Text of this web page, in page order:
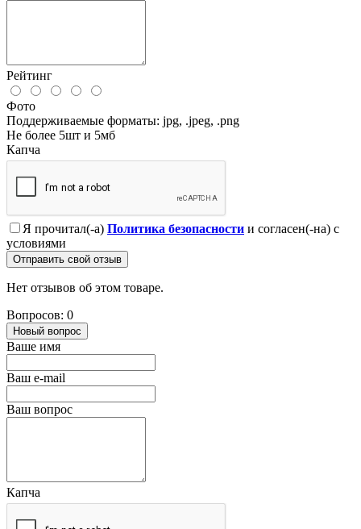
Рейтинг
Фото
Поддерживаемые форматы: jpg, .jpeg, .png
Не более 5шт и 5мб
Капча
Я прочитал(-а) Политика безопасности и согласен(-на) с
условиями
Отправить свой отзыв
Нет отзывов об этом товаре.
Вопросов: 0
Новый вопрос
Ваше имя
Ваш e-mail
Ваш вопрос
Капча